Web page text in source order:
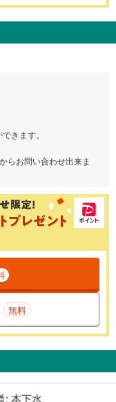
きます。
らお問い合わせ出来ま
無料
: 本下水